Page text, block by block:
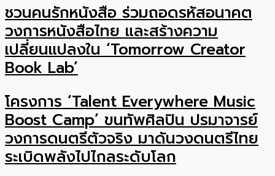
ชวนคนรักหนังสือ ร่วมถอดรหัสอนาคต
วงการหนังสือไทย และสร้างความ
เปลี่ยนแปลงใน ‘Tomorrow Creator
Book Lab’
โครงการ ‘Talent Everywhere Music
Boost Camp’ ขนทัพศิลปิน ปรมาจารย์
วงการดนตรีตัวจริง มาดันวงดนตรีไทย
ระเบิดพลังไปไกลระดับโลก